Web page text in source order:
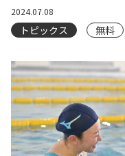
2024.07.08
トピックス 無料